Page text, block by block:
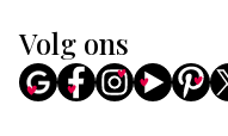
Volg ons